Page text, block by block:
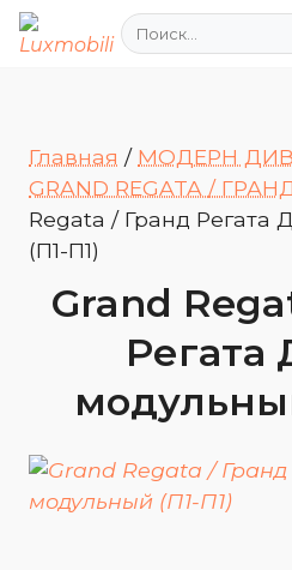
Поиск
Главная / МОДЕРН
GRAND REGATA /
Regata / Гранд Регата
(П1-П1)
Grand
Регата